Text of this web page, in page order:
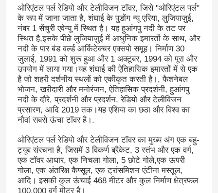
ओरिएंटल पर्ल रेडियो और टेलीविजन टॉवर, जिसे "ओरिएंटल पर्ल"
के रूप में जाना जाता है, शंघाई के पुडोंग न्यू एरिया, लुजियाज़ुई,
नंबर 1 सेंचुरी एवेन्यू में स्थित है। यह हुआंगपु नदी के तट पर
स्थित है,इसके पीछे लुजियाज़ुई में आधुनिक इमारतों के साथ, और
नदी के पार बंड वर्ल्ड आर्किटेक्चर एक्सपो समूह। निर्माण 30
जुलाई, 1991 को शुरू हुआ और 1 अक्टूबर, 1994 को पूरा और
उपयोग में लाया गया।यह शंघाई की ऐतिहासिक इमारतों में से एक
है जो शहरी दर्शनीय स्थलों को एकीकृत करती है।, फैशनेबल
भोजन, खरीदारी और मनोरंजन, ऐतिहासिक प्रदर्शनी, हुआंगपु
नदी के दौरे, प्रदर्शनी और प्रदर्शन, रेडियो और टेलीविजन
प्रसारण, आदि 2019 तक।यह एशिया का छठा और विश्व का
नौवां सबसे ऊंचा टॉवर है।.
ओरिएंटल पर्ल रेडियो और टेलीविजन टॉवर का मुख्य अंग एक बहु-
ट्यूब संरचना है, जिसमें 3 विकर्ण ब्रैकेट, 3 स्तंभ और एक वर्ग,
एक टॉवर आधार, एक निचला गोला, 5 छोटे गोले,एक ऊपरी
गोला, एक अंतरिक्ष कैप्सूल, एक ट्रांसमिशन एंटीना मस्तूल,
आदि। इसकी कुल ऊंचाई 468 मीटर और कुल निर्माण क्षेत्रफल
100,000 वर्ग मीटर है।